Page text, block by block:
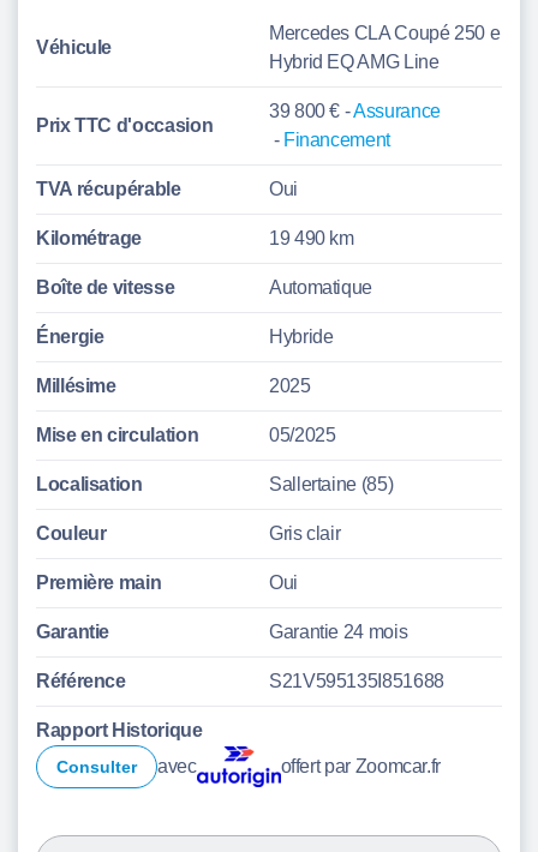
Véhicule
Mercedes CLA Coupé 250 e
Hybrid EQ AMG Line
Prix TTC d'occasion
39 800 € -Assurance
- Financement
TVA récupérable Oui
Kilométrage 19 490 km
Boîte de vitesse Automatique
Énergie Hybride
Millésime 2025
Mise en circulation 05/2025
Localisation Sallertaine (85)
Couleur Gris clair
Première main Oui
Garantie Garantie 24 mois
Référence S21V595135I851688
Rapport Historique
Consulter avec offert par Zoomcar.fr